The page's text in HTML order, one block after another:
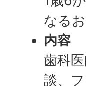
なる
内容
歯科
談、